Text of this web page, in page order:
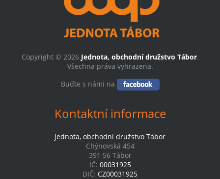
Copyright © 2026 Jednota, obchodní družstvo Tábor.
Všechna práva vyhrazena.
Buďte s námi na
Kontaktní informace
Jednota, obchodní družstvo Tábor
Chýnovská 454
391 56 Tábor
IČ: 00031925
DIČ: CZ00031925